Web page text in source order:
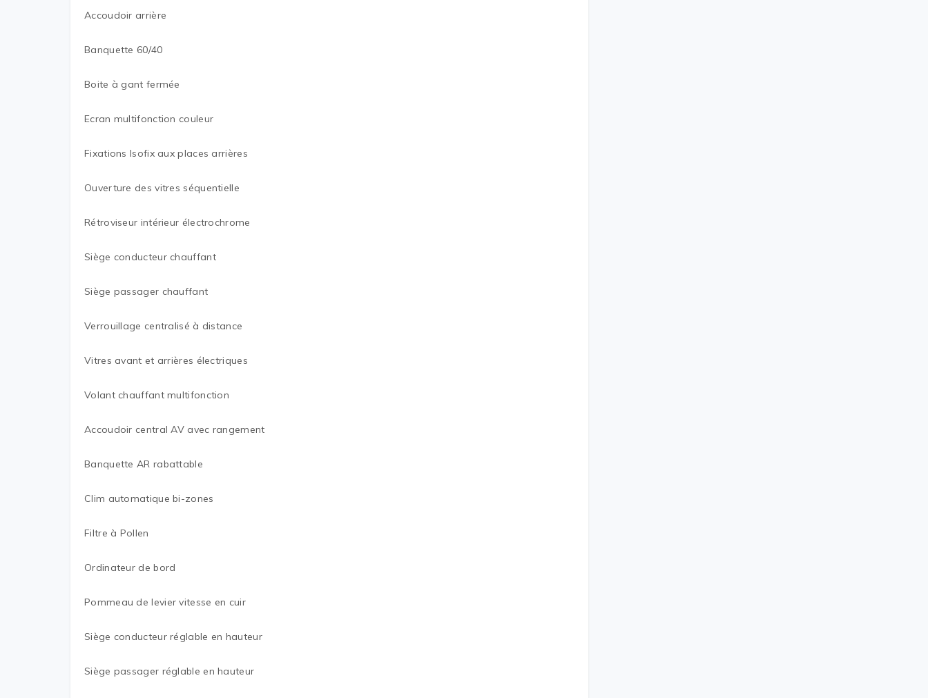
Accoudoir arrière
Banquette 60/40
Boite à gant fermée
Ecran multifonction couleur
Fixations Isofix aux places arrières
Ouverture des vitres séquentielle
Rétroviseur intérieur électrochrome
Siège conducteur chauffant
Siège passager chauffant
Verrouillage centralisé à distance
Vitres avant et arrières électriques
Volant chauffant multifonction
Accoudoir central AV avec rangement
Banquette AR rabattable
Clim automatique bi-zones
Filtre à Pollen
Ordinateur de bord
Pommeau de levier vitesse en cuir
Siège conducteur réglable en hauteur
Siège passager réglable en hauteur